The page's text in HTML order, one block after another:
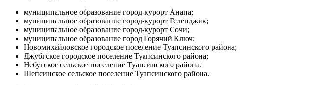
муниципальное образование город-курорт Анапа;
муниципальное образование город-курорт Геленджик;
муниципальное образование город-курорт Сочи;
муниципальное образование город Горячий Ключ;
Новомихайловское городское поселение Туапсинского района;
Джубгское городское поселение Туапсинского района;
Небугское сельское поселение Туапсинского района;
Шепсинское сельское поселение Туапсинского района.